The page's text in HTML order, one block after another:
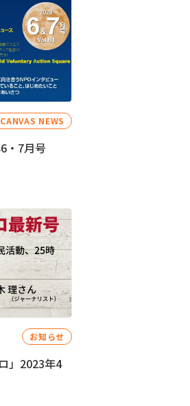
NEWS
・7月号
お知らせ
」2023年4